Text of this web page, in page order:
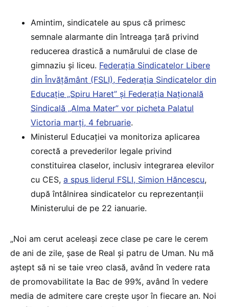
Amintim, sindicatele au spus că primesc
semnale alarmante din întreaga țară privind
reducerea drastică a numărului de clase de
gimnaziu și liceu. Federația Sindicatelor Libere
din Învățământ (FSLI), Federația Sindicatelor din
Educație „Spiru Haret” și Federația Națională
Sindicală „Alma Mater” vor picheta Palatul
Victoria marți, 4 februarie.
Ministerul Educației va monitoriza aplicarea
corectă a prevederilor legale privind
constituirea claselor, inclusiv integrarea elevilor
cu CES, a spus liderul FSLI, Simion Hăncescu,
după întâlnirea sindicatelor cu reprezentanții
Ministerului de pe 22 ianuarie.
„Noi am cerut aceleaşi zece clase pe care le cerem
de ani de zile, şase de Real şi patru de Uman. Nu mă
aştept să ni se taie vreo clasă, având în vedere rata
de promovabilitate la Bac de 99%, având în vedere
media de admitere care creşte uşor în fiecare an. Noi